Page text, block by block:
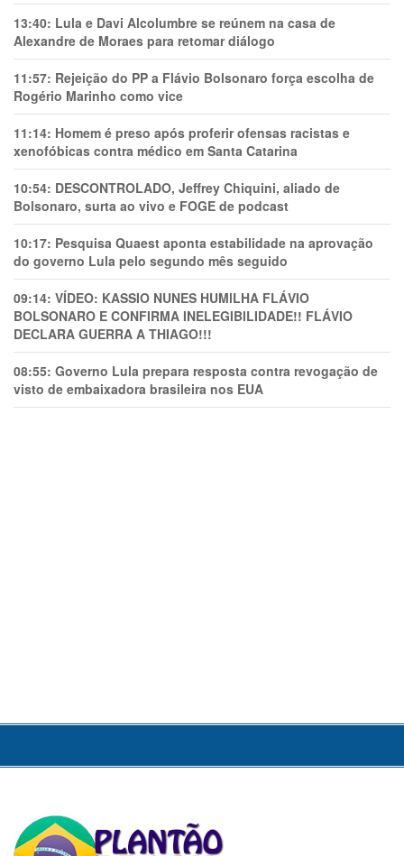
13:40: Lula e Davi Alcolumbre se reúnem na casa de
Alexandre de Moraes para retomar diálogo
11:57: Rejeição do PP a Flávio Bolsonaro força escolha de
Rogério Marinho como vice
11:14: Homem é preso após proferir ofensas racistas e
xenofóbicas contra médico em Santa Catarina
10:54: DESCONTROLADO, Jeffrey Chiquini, aliado de
Bolsonaro, surta ao vivo e FOGE de podcast
10:17: Pesquisa Quaest aponta estabilidade na aprovação
do governo Lula pelo segundo mês seguido
09:14: VÍDEO: KASSIO NUNES HUMlLHA FLÁVIO
BOLSONARO E CONFIRMA INELEGIBILIDADE!! FLÁVIO
DECLARA GUERRA A THIAGO!!!
08:55: Governo Lula prepara resposta contra revogação de
visto de embaixadora brasileira nos EUA